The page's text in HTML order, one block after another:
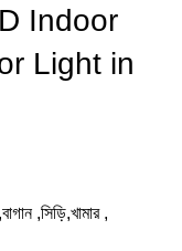
Indoor
Light in
,সিড়ি,খামার ,